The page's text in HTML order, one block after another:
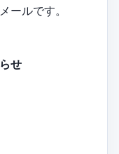
ールです。
せ